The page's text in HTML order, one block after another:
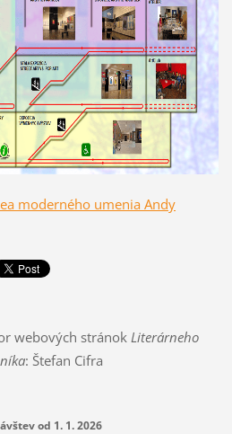
moderného umenia Andy
webových stránok Literárneho
: Štefan Cifra
od 1. 1. 2026